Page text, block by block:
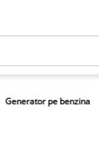
Generator pe benzina